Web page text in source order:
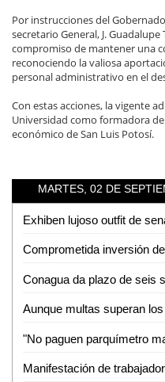
Por instrucciones del
secretario General, J.
compromiso de mantener una
reconociendo la valiosa
personal administrativo en el
Con estas acciones, la vigente
Universidad como formadora
económico de San Luis Potosí.
MARTES, 02 DE